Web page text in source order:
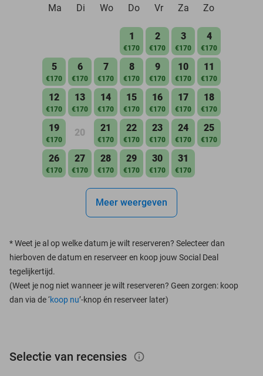
Ma
Di Wo Do Vr Za Zo
1
€170
2
€170
3
€170
4
€170
5
€170
6
€170
7
€170
8
€170
9
€170
10
€170
11
€170
12
€170
13
€170
14
€170
15
€170
16
€170
17
€170
18
€170
19
€170
20 21
€170
22
€170
23
€170
24
€170
25
€170
26
€170
27
€170
28
€170
29
€170
30
€170
31
€170
Meer weergeven
*Weet je al op welke datum je wilt reserveren? Selecteer dan
hierboven de datum en reserveer en koop jouw Social Deal
tegelijkertijd.
(Weet je nog niet wanneer je wilt reserveren? Geen zorgen: koop
dan via de ‘koop nu’-knop én reserveer later)
Selectie van recensies info_outlined